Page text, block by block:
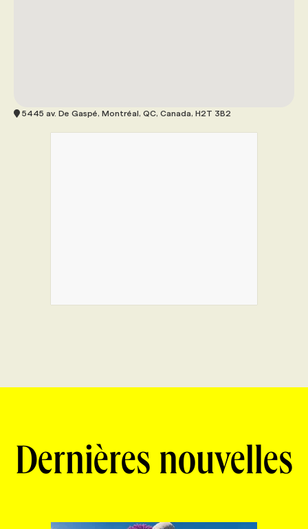
5445 av. De Gaspé, Montréal, QC, Canada, H2T 3B2
Dernières nouvelles